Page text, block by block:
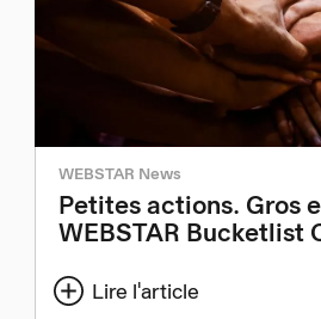
WEBSTAR News
Petites actions. Gros
WEBSTAR Bucketlist
Lire l'article